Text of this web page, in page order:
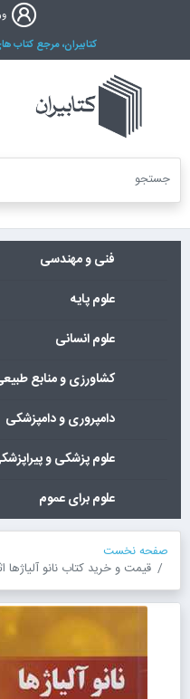
کتابیران، مرجع کتاب
فنی و مهندسی
علوم پایه
علوم انسانی
کشاورزی و منابع
دامپروری و دامپزشکی
علوم پزشکی و
علوم برای عموم
صفحه نخست
قیمت و خرید کتاب نانو